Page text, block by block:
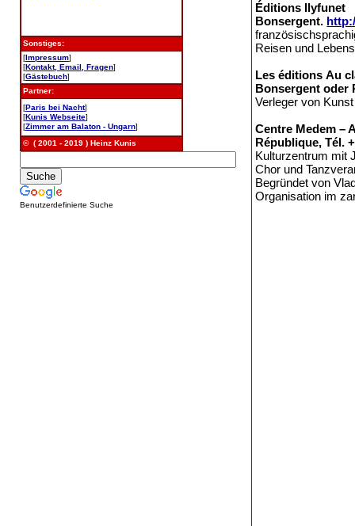
Sonstiges:
[Impressum]
[Kontakt, Email, Fragen]
[Gästebuch]
Partner:
[Paris bei Nacht]
[Kunis Webseite]
[Zimmer am Balaton - Ungarn]
© ( 2001 - 2019 ) Heinz Kunis
Benutzerdefinierte Suche
Éditions Ilyfunet
Bonsergent.
Reisen und
Les éditions Au
Bonsergent oder
Verleger von
Centre Medem –
République, Tél.
Kulturzentrum mit
Chor und
Begründet von
Organisation im